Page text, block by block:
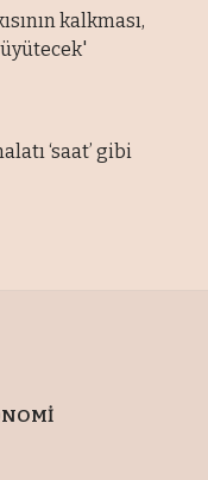
kalkması,
‘saat’ gibi